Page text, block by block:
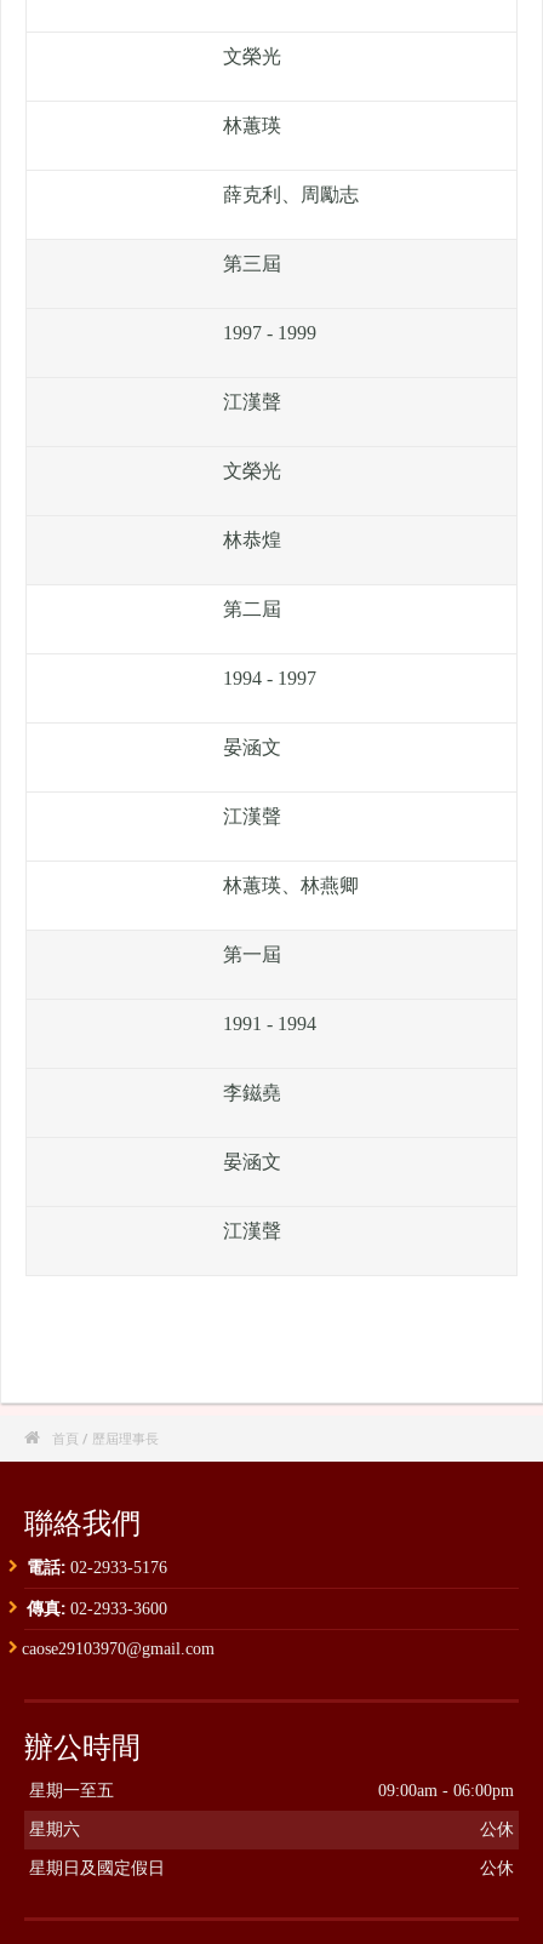
文榮光
林蕙瑛
薛克利、周勵志
第三屆
1997 - 1999
江漢聲
文榮光
林恭煌
第二屆
1994 - 1997
晏涵文
江漢聲
林蕙瑛、林燕卿
第一屆
1991 - 1994
李鎡堯
晏涵文
江漢聲
 首頁 / 歷屆理事長
聯絡我們
電話: 02-2933-5176
傳真: 02-2933-3600
caose29103970@gmail.com
辦公時間
星期一至五 09:00am - 06:00pm
星期六 公休
星期日及國定假日 公休